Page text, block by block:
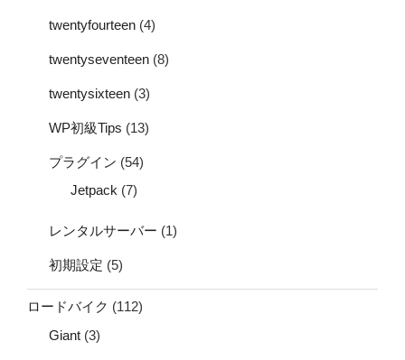
twentyfourteen (4)
twentyseventeen (8)
twentysixteen (3)
WP初級Tips (13)
プラグイン (54)
Jetpack (7)
レンタルサーバー (1)
初期設定 (5)
ロードバイク (112)
Giant (3)